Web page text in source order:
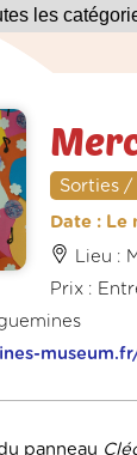
Sorties /
Date : Le
Lieu :
Prix :
panneau